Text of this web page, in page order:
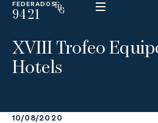
FEDERADOS
9421
ESP
N
D
I
C
XVIII Trofeo
Hotels
10/08/2020